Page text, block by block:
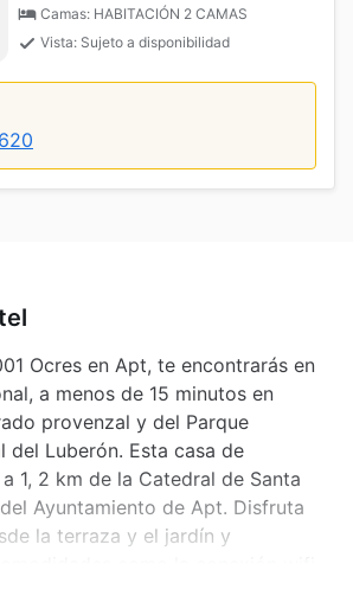
Camas: HABITACIÓN 2 CAMAS
Vista: Sujeto a disponibilidad
Ocres en Apt, te encontrarás en
a menos de 15 minutos en
provenzal y del Parque
del Luberón. Esta casa de
1, 2 km de la Catedral de Santa
Ayuntamiento de Apt. Disfruta
la terraza y el jardín y